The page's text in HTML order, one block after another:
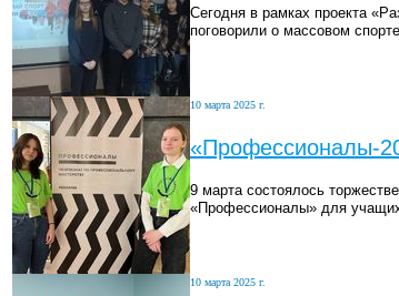
Сегодня в рамках проекта
поговорили о массовом
10 марта 2025 г.
«Профессионалы-
9 марта состоялось
«Профессионалы» для
10 марта 2025 г.